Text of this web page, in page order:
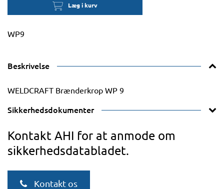
Læg i kurv
WP9
Beskrivelse
WELDCRAFT Brænderkrop WP 9
Sikkerhedsdokumenter
Kontakt AHI for at anmode om
sikkerhedsdatabladet.
Kontakt os